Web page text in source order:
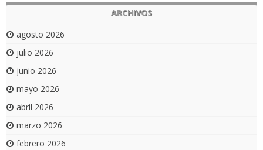
ARCHIVOS
agosto 2026
julio 2026
junio 2026
mayo 2026
abril 2026
marzo 2026
febrero 2026